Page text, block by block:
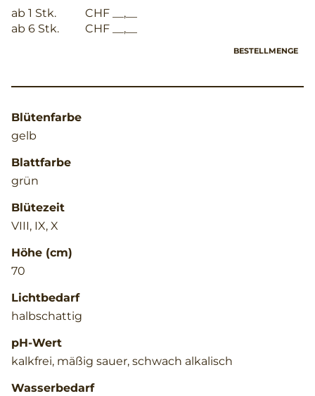
ab 1 Stk.
CHF __,__
ab 6 Stk.
CHF __,__
BESTELLMENGE
Blütenfarbe
gelb
Blattfarbe
grün
Blütezeit
VIII, IX, X
Höhe (cm)
70
Lichtbedarf
halbschattig
pH-Wert
kalkfrei, mäßig sauer, schwach alkalisch
Wasserbedarf